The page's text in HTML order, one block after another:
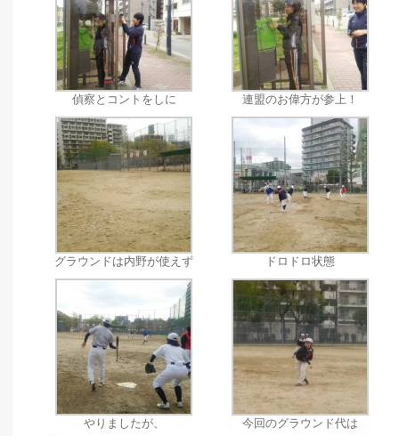
偵察とコントをしに 連盟のお偉方が参上！
グラウンドは内野が使えず ドロドロ状態
やりましたが、 今回のグラウンド代は